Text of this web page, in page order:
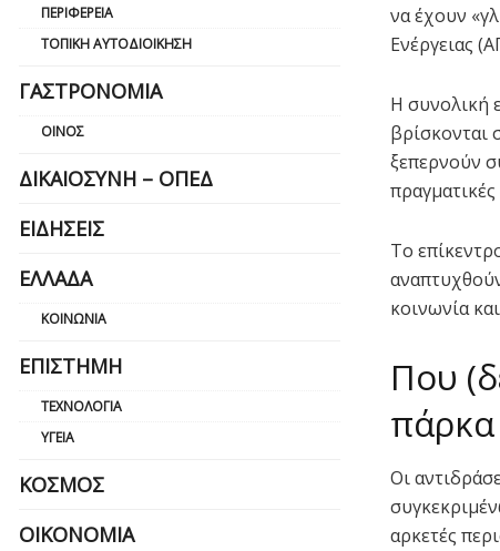
να έχουν
Ενέργειας
Η συνολική
βρίσκονται
ξεπερνούν
Το
κοινωνία
Που
πάρκα
Οι
αρκετές
ΠΕΡΙΦΈΡΕΙΑ
ΤΟΠΙΚΉ ΑΥΤΟΔΙΟΊΚΗΣΗ
ΓΑΣΤΡΟΝΟΜΊΑ
ΟΊΝΟΣ
ΔΙΚΑΙΟΣΎΝΗ – ΟΠΕΔ
ΕΙΔΉΣΕΙΣ
ΕΛΛΆΔΑ
ΚΟΙΝΩΝΊΑ
ΕΠΙΣΤΉΜΗ
ΤΕΧΝΟΛΟΓΊΑ
ΥΓΕΊΑ
ΚΌΣΜΟΣ
ΟΙΚΟΝΟΜΊΑ